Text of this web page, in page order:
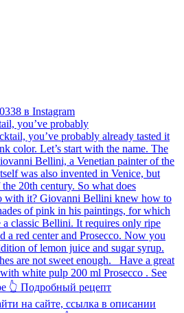
you’ve probably